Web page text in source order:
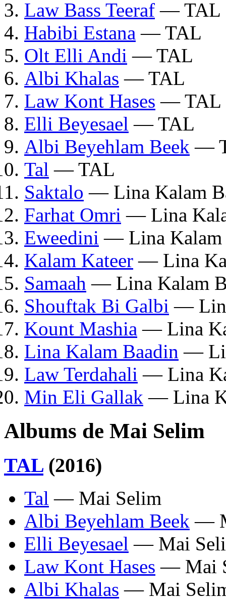
Law Bass Teeraf — TAL
Habibi Estana — TAL
Olt Elli Andi — TAL
Albi Khalas — TAL
Law Kont Hases — TAL
Elli Beyesael — TAL
Albi Beyehlam Beek —
Tal — TAL
Saktalo — Lina Kalam
Farhat Omri — Lina
Eweedini — Lina Kalam
Kalam Kateer — Lina
Samaah — Lina Kalam
Shouftak Bi Galbi —
Kount Mashia — Lina
Lina Kalam Baadin —
Law Terdahali — Lina
Min Eli Gallak — Lina
Albums de Mai Selim
TAL (2016)
Tal — Mai Selim
Albi Beyehlam Beek —
Elli Beyesael — Mai
Law Kont Hases — Mai
Albi Khalas — Mai